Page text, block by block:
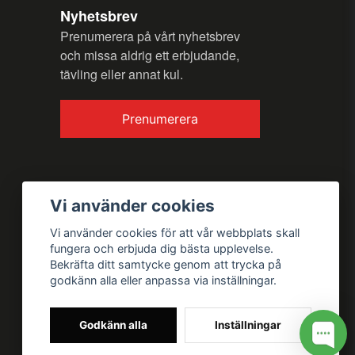
Nyhetsbrev
Prenumerera på vårt nyhetsbrev
och missa aldrig ett erbjudande,
tävling eller annat kul.
Prenumerera
Vi använder cookies
Vi använder cookies för att vår webbplats skall
fungera och erbjuda dig bästa upplevelse.
Bekräfta ditt samtycke genom att trycka på
godkänn alla eller anpassa via inställningar.
Godkänn alla Inställningar